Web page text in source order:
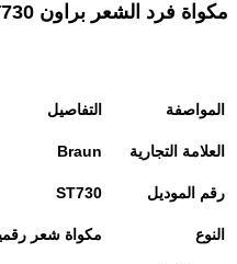
مكواة فرد الشعر براون ST730
المواصفة التفاصيل
العلامة التجارية Braun
رقم الموديل ST730
النوع مكواة شعر